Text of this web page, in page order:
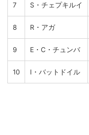
7 S・チェプキルイ
8 R・アガ
9 E・C・チュンバ
10 I・バットドイル